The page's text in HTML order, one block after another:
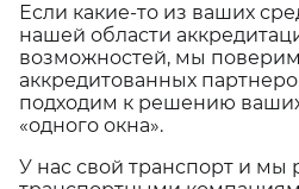
Если какие-то из ваших
нашей области
возможностей, мы
аккредитованных
подходим к решению
«одного окна».
У нас свой транспорт и